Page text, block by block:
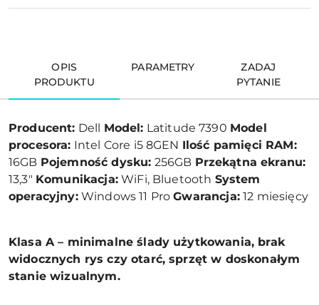
OPIS
PRODUKTU
PARAMETRY
ZADAJ
PYTANIE
Producent: Dell Model: Latitude 7390 Model
procesora: Intel Core i5 8GEN Ilość pamięci RAM:
16GB Pojemność dysku: 256GB Przekątna ekranu:
13,3" Komunikacja:WiFi, Bluetooth System
operacyjny:Windows 11 ProGwarancja:12 miesięcy
Klasa A – minimalne ślady użytkowania, brak
widocznych rys czy otarć, sprzęt w doskonałym
stanie wizualnym.